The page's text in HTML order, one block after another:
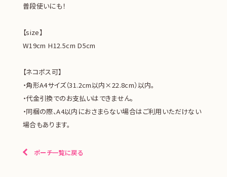
普段使いにも！
【size】
W19cm H12.5cm D5cm
【ネコポス可】
・角形A4サイズ（31.2cm以内×22.8cm）以内。
・代金引換でのお支払いはできません。
・同梱の際、A4以内におさまらない場合はご利用いただけない
場合もあります。
ポーチ一覧に戻る